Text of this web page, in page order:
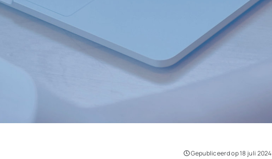
Gepubliceerd op 18 juli 2024